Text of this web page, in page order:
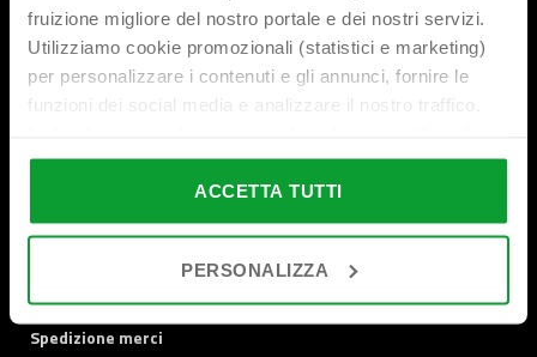
fruizione migliore del nostro portale e dei nostri servizi.
Utilizziamo cookie promozionali (statistici e marketing)
per personalizzare i contenuti e gli annunci, fornire le
funzioni dei social media e analizzare il nostro traffico.
nostro sito ai nostri partner che si occupano di analisi dei
dati web, pubblicità e social media, i quali potrebbero
combinarle con altre informazioni che hai fornito loro o
Cliccando su “PERSONALIZZA“ potrai scegliere quali
cookie potranno essere implementati ad esclusione di
quelli tecnici che sono necessari per il funzionamento del
ACCETTA TUTTI
PERSONALIZZA
Sede principale
25010 Borgosatollo (BS)
F. +39 030 2507032
bonomini@bonomini.com
Spedizione merci